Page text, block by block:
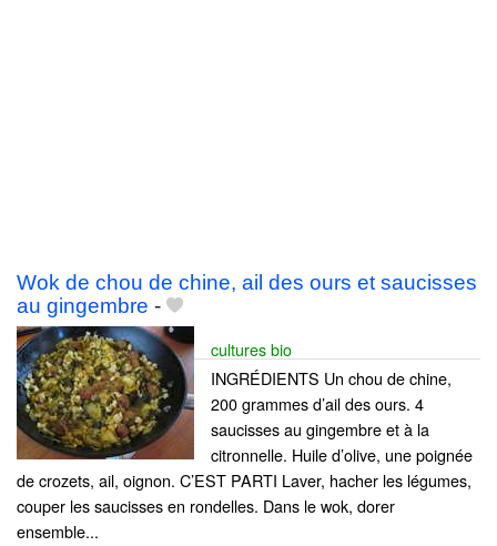
Wok de chou de chine, ail des ours et saucisses
au gingembre -
cultures bio
INGRÉDIENTS Un chou de chine,
200 grammes d’ail des ours. 4
saucisses au gingembre et à la
citronnelle. Huile d’olive, une poignée
de crozets, ail, oignon. C’EST PARTI Laver, hacher les légumes,
couper les saucisses en rondelles. Dans le wok, dorer
ensemble...